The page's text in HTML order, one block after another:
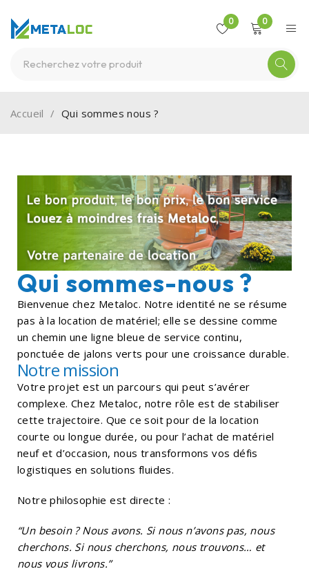
0 0
Accueil / Qui sommes nous ?
Qui sommes-nous ?
Bienvenue chez Metaloc. Notre identité ne se résume
pas à la location de matériel; elle se dessine comme
un chemin une ligne bleue de service continu,
ponctuée de jalons verts pour une croissance durable.
Notre mission
Votre projet est un parcours qui peut s’avérer
complexe. Chez Metaloc, notre rôle est de stabiliser
cette trajectoire. Que ce soit pour de la location
courte ou longue durée, ou pour l’achat de matériel
neuf et d’occasion, nous transformons vos défis
logistiques en solutions fluides.
Notre philosophie est directe :
“Un besoin ? Nous avons. Si nous n’avons pas, nous
cherchons. Si nous cherchons, nous trouvons… et
nous vous livrons.”